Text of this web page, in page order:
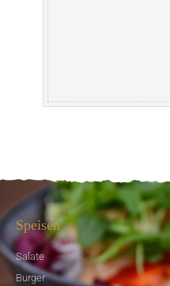
Speisen
Salate
Burger